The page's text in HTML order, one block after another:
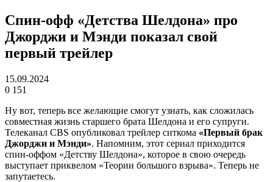
Спин-офф «Детства Шелдона» про
Джорджи и Мэнди показал свой
первый трейлер
15.09.2024
0 151
Ну вот, теперь все желающие смогут узнать, как сложилась
совместная жизнь старшего брата Шелдона и его супруги.
Телеканал CBS опубликовал трейлер ситкома «Первый брак
Джорджи и Мэнди». Напомним, этот сериал приходится
спин-оффом «Детству Шелдона», которое в свою очередь
выступает приквелом «Теории большого взрыва». Теперь не
запутаетесь.